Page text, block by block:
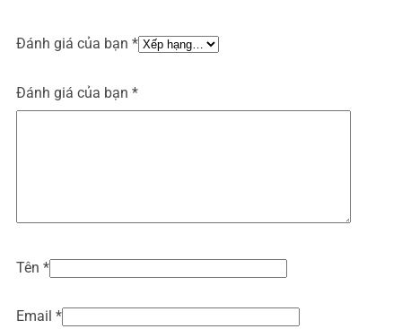
Đánh giá của bạn *
Đánh giá của bạn *
Tên *
Email *